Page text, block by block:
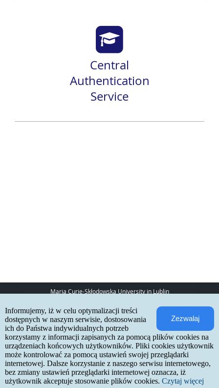
Central
Authentication
Service
Maria Curie-Skłodowska University in Lublin
20-031 Lublin
www: http://umcs.pl
Internetowa Rekrutacja Kandydatów
IRK 1.21.3 (6bf78478) :: 2026-06-17
site map
accessibility declaration
contact
Zezwalaj
Informujemy, iż w celu optymalizacji treści
dostępnych w naszym serwisie, dostosowania
ich do Państwa indywidualnych potrzeb
korzystamy z informacji zapisanych za pomocą plików cookies na
urządzeniach końcowych użytkowników. Pliki cookies użytkownik
może kontrolować za pomocą ustawień swojej przeglądarki
internetowej. Dalsze korzystanie z naszego serwisu internetowego,
bez zmiany ustawień przeglądarki internetowej oznacza, iż
użytkownik akceptuje stosowanie plików cookies. Czytaj więcej